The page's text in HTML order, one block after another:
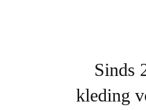
Sinds
kleding